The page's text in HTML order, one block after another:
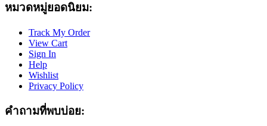
หมวดหมู่ยอดนิยม:
Track My Order
View Cart
Sign In
Help
Wishlist
Privacy Policy
คำถามที่พบบ่อย: